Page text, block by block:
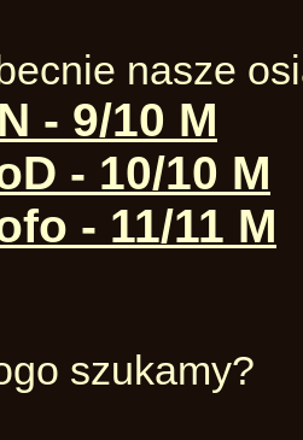
nasze
- 9/10 M
- 10/10 M
- 11/11 M
szukamy?